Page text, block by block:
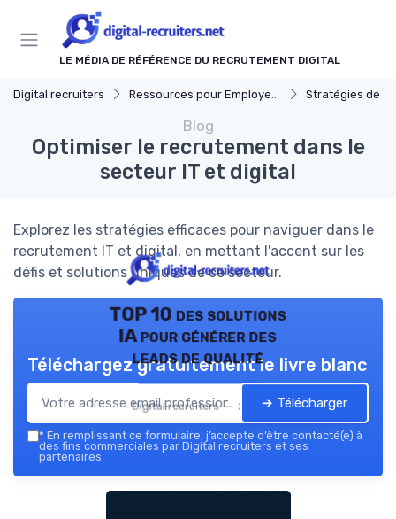
LE MÉDIA DE RÉFÉRENCE DU RECRUTEMENT DIGITAL
Digital recruiters Ressources pour Employeurs Stratégies de
Blog
Optimiser le recrutement dans le
secteur IT et digital
Explorez les stratégies efficaces pour naviguer dans le
recrutement IT et digital, en mettant l'accent sur les
défis et solutions uniques de ce secteur.
TOP 10 des solutions
IA pour générer des
leads de qualité
Digital recruiters — 2026
Téléchargez gratuitement le livre blanc
➔ Télécharger
* En remplissant ce formulaire, j’accepte d’être contacté(e) à
des fins commerciales par Digital recruiters et ses
partenaires.
Panneau de gestion des cookies